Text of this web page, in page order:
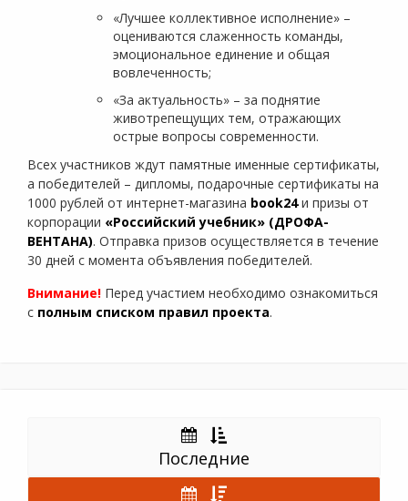
«Лучшее коллективное исполнение» –
оцениваются слаженность команды,
эмоциональное единение и общая
вовлеченность;
«За актуальность» – за поднятие
животрепещущих тем, отражающих
острые вопросы современности.
Всех участников ждут памятные именные сертификаты,
а победителей – дипломы, подарочные сертификаты на
1000 рублей от интернет-магазина book24и призы от
корпорации «Российский учебник» (ДРОФА-
ВЕНТАНА). Отправка призов осуществляется в течение
30 дней с момента объявления победителей.
Внимание! Перед участием необходимо ознакомиться
с полным списком правил проекта.
Последние